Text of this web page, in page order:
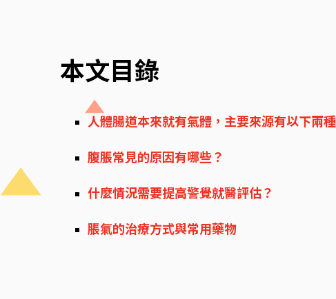
本文目錄
人體腸道本來就有氣體，主要來源有以下兩種
腹脹常見的原因有哪些？
什麼情況需要提高警覺就醫評估？
脹氣的治療方式與常用藥物